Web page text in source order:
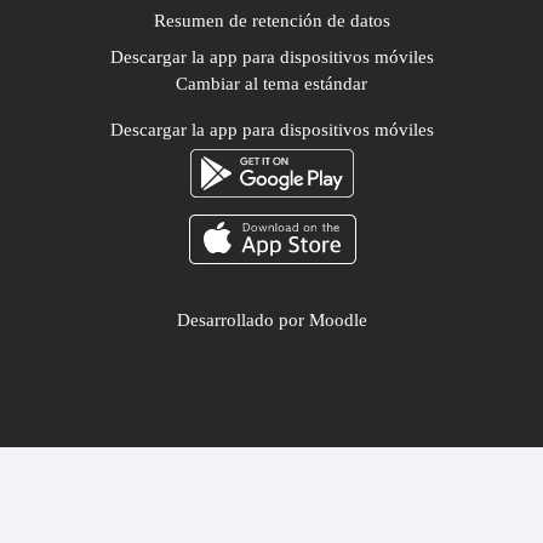
Resumen de retención de datos
Descargar la app para dispositivos móviles
Cambiar al tema estándar
Descargar la app para dispositivos móviles
Desarrollado por Moodle